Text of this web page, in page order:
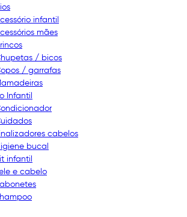
infantil
mães
/ bicos
/ garrafas
Infantil
cabelos
bucal
infantil
e cabelo